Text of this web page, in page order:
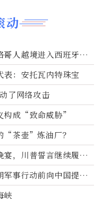
动
哥人越境进入西班牙休
表：安托瓦内特珠宝
了网络攻击
构成“致命威胁”
“茶壶”炼油厂？
宴，川普誓言继续履行
军事行动前向中国提供
峡